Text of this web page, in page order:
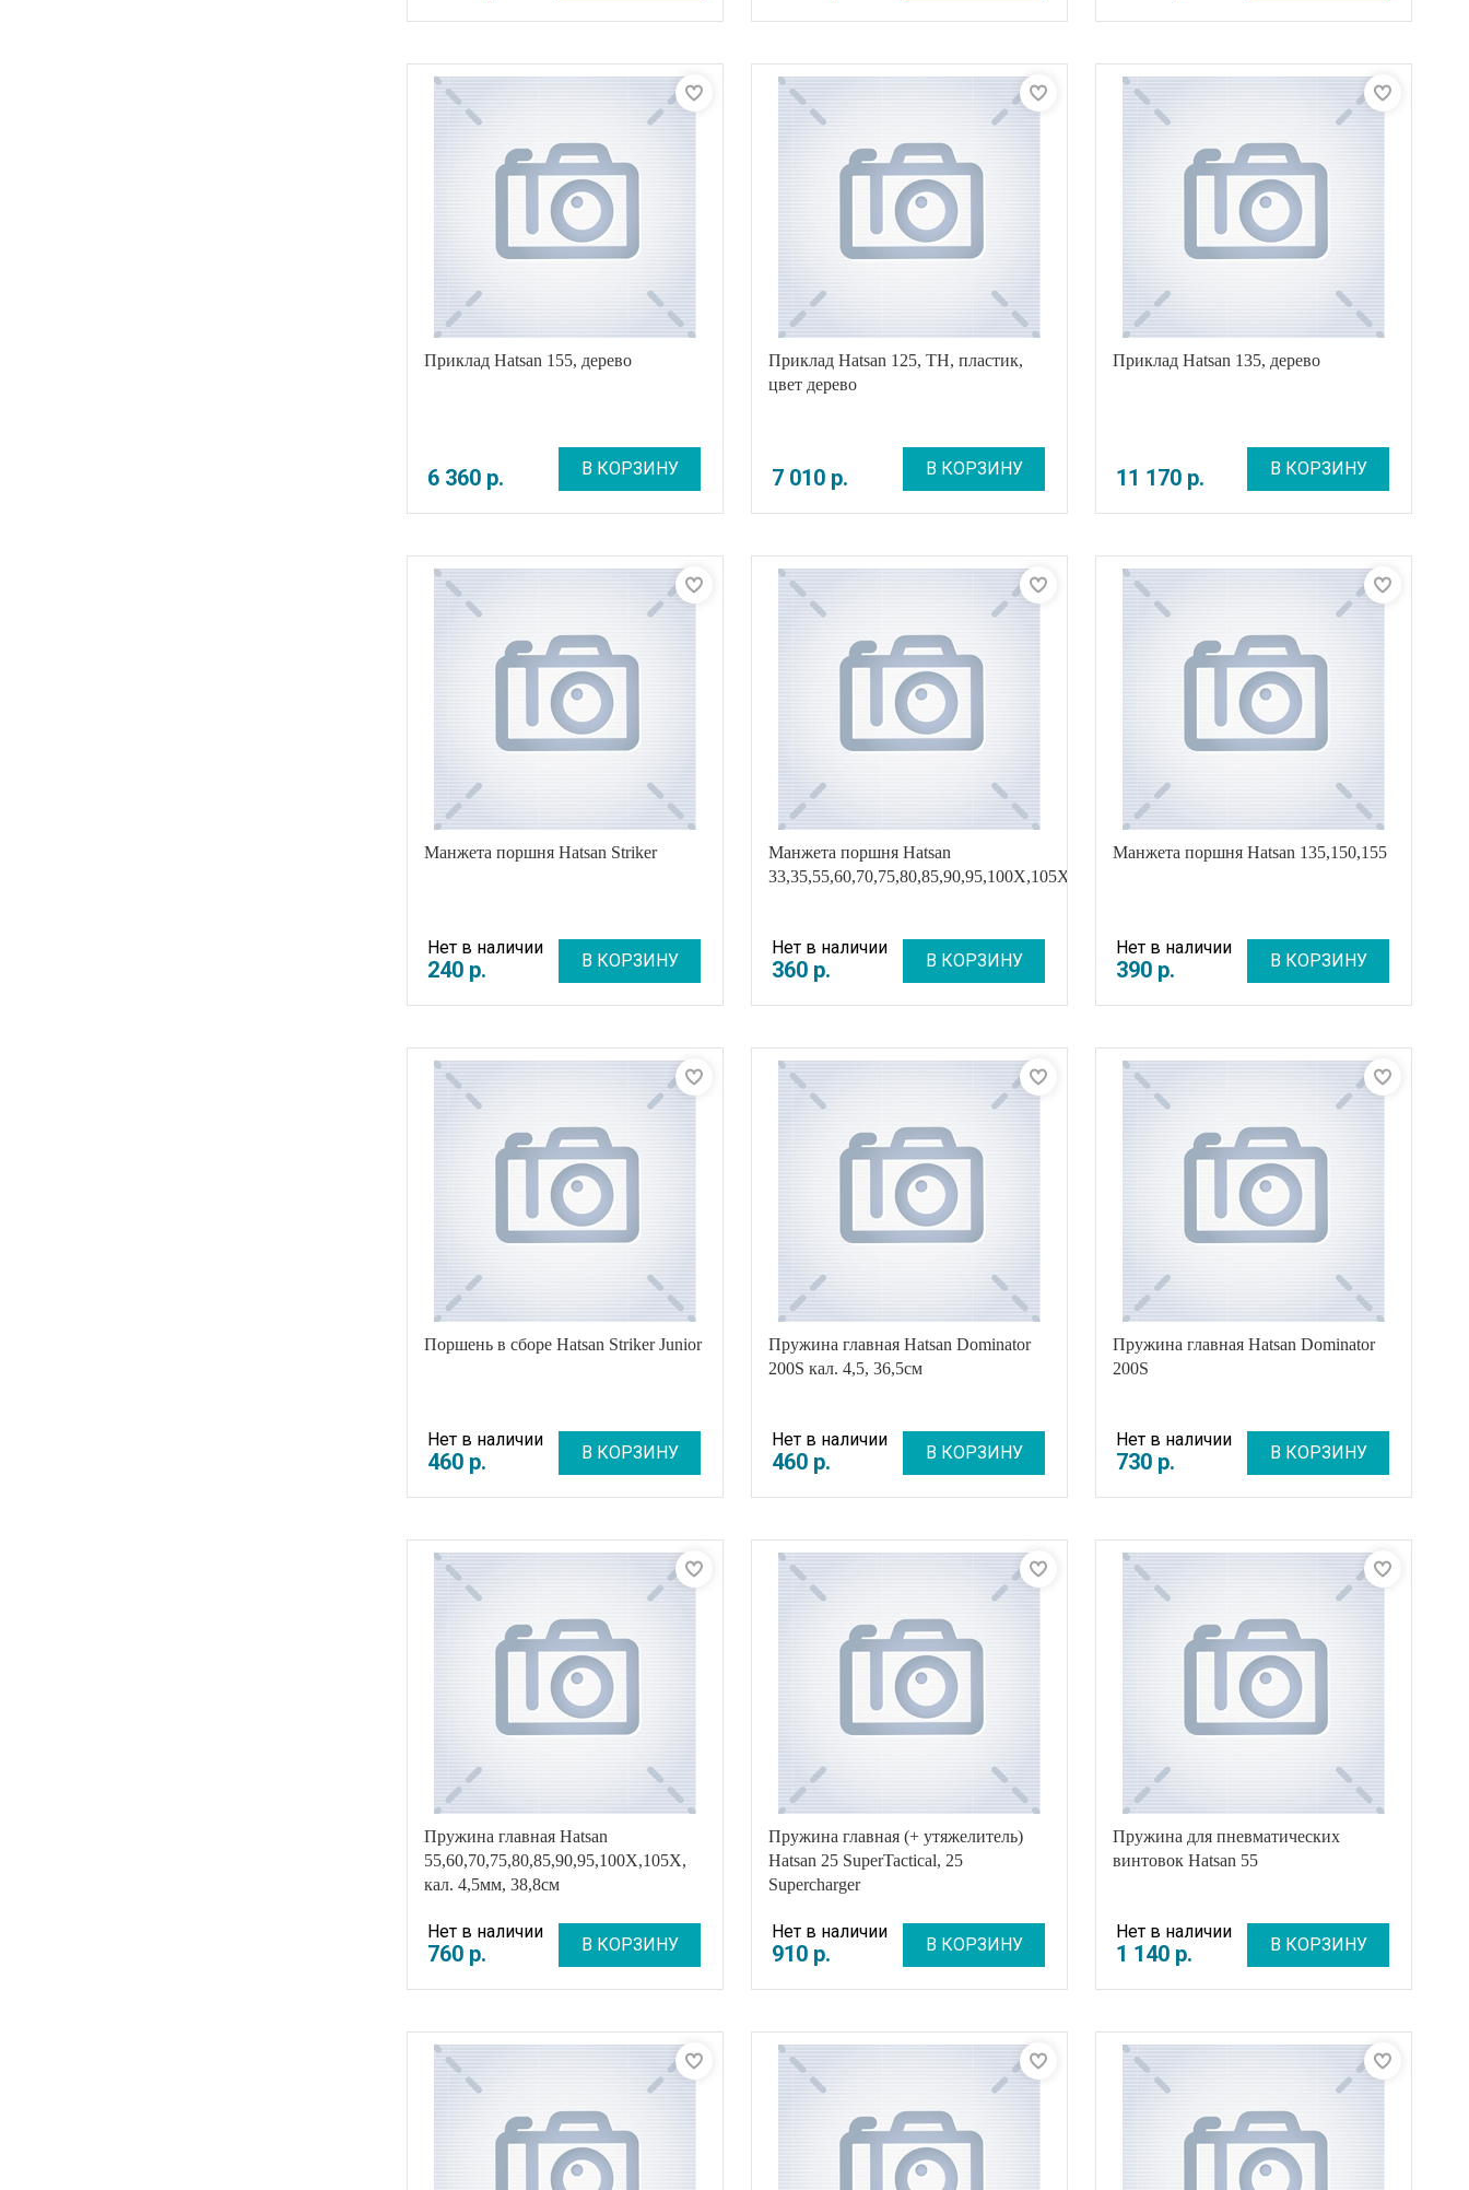
Приклад Hatsan 155, дерево
6 360 р. В КОРЗИНУ
Приклад Hatsan 125, TH, пластик,
цвет дерево
7 010 р. В КОРЗИНУ
Приклад Hatsan 135, дерево
11 170 р. В КОРЗИНУ
Манжета поршня Hatsan Striker
Нет в наличии
240 р. В КОРЗИНУ
Манжета поршня Hatsan
33,35,55,60,70,75,80,85,90,95,100X,105X
Нет в наличии
360 р. В КОРЗИНУ
Манжета поршня Hatsan 135,150,155
Нет в наличии
390 р. В КОРЗИНУ
Поршень в сборе Hatsan Striker Junior
Нет в наличии
460 р. В КОРЗИНУ
Пружина главная Hatsan Dominator
200S кал. 4,5, 36,5см
Нет в наличии
460 р. В КОРЗИНУ
Пружина главная Hatsan Dominator
200S
Нет в наличии
730 р. В КОРЗИНУ
Пружина главная Hatsan
55,60,70,75,80,85,90,95,100X,105X,
кал. 4,5мм, 38,8см
Нет в наличии
760 р. В КОРЗИНУ
Пружина главная (+ утяжелитель)
Hatsan 25 SuperTactical, 25
Supercharger
Нет в наличии
910 р. В КОРЗИНУ
Пружина для пневматических
винтовок Hatsan 55
Нет в наличии
1 140 р. В КОРЗИНУ